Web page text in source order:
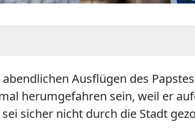
Ausflügen des
herumgefahren sein, weil er
sicher nicht durch die Stadt